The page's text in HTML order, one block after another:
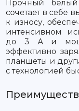
Прочный
сочетает в себе
к износу,
интенсивном
до 3 А и
эффективно
планшеты и
с технологией